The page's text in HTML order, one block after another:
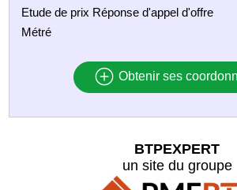
Etude de prix Réponse d'appel d'offre
Métré
Obtenir ses
BTPEXPERT
un site du groupe